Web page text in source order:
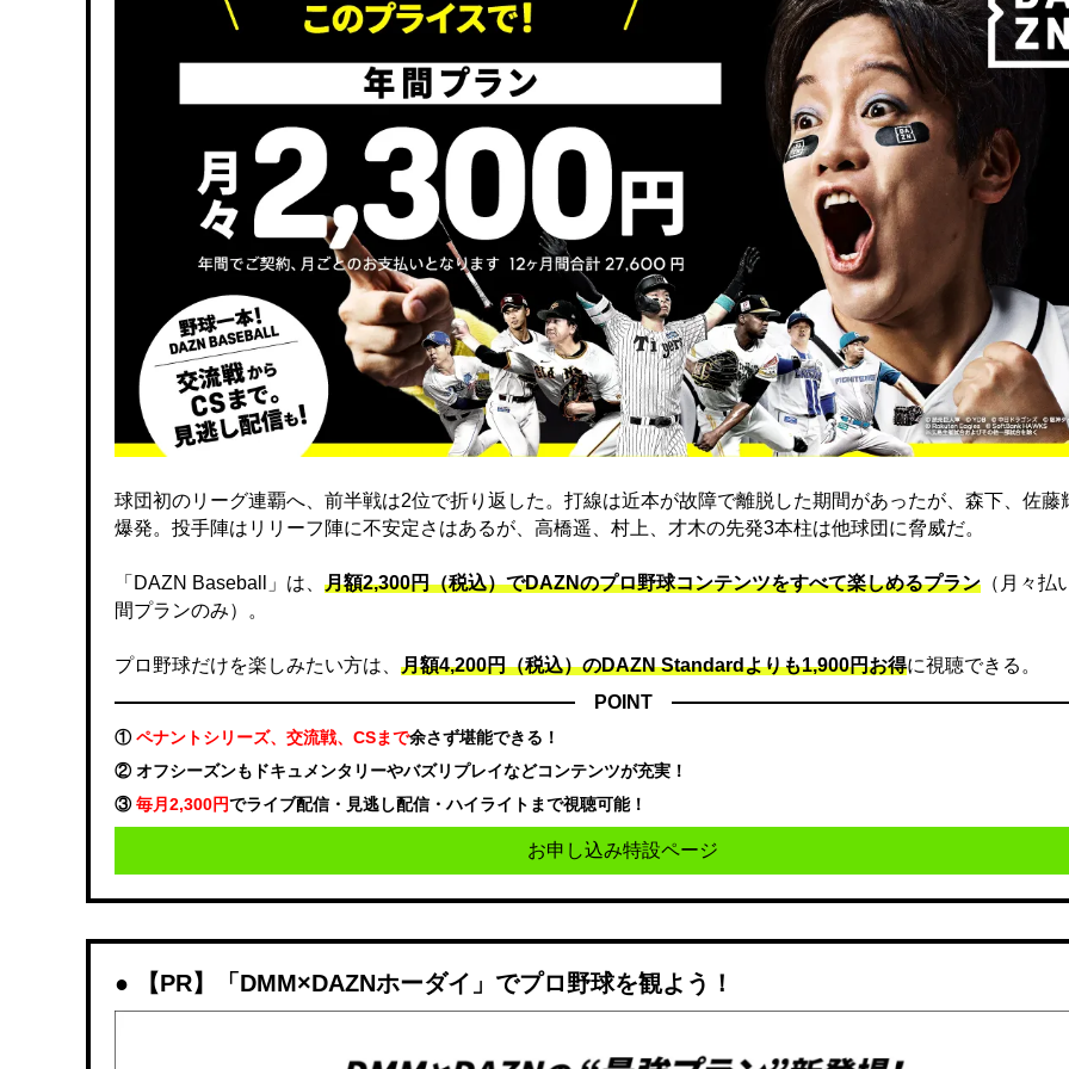
球団初のリーグ連覇へ、前半戦は2位で折り返した。打線は近本が故障で離脱した期間があったが、森下、佐藤
爆発。投手陣はリリーフ陣に不安定さはあるが、高橋遥、村上、才木の先発3本柱は他球団に脅威だ。
「DAZN Baseball」は、 月額2,300円（税込）でDAZNのプロ野球コンテンツをすべて楽しめるプラン （月々払
間プランのみ）。
プロ野球だけを楽しみたい方は、 月額4,200円（税込）のDAZN Standard​よりも1,900円お得に視聴できる。
POINT
①ペナントシリーズ、交流戦、CSまで余さず堪能できる！
② オフシーズンもドキュメンタリーやバズリプレイなどコンテンツが充実！
③毎月2,300円でライブ配信・見逃し配信・ハイライトまで視聴可能！
お申し込み特設ページ
【PR】「DMM×DAZNホーダイ」でプロ野球を観よう！